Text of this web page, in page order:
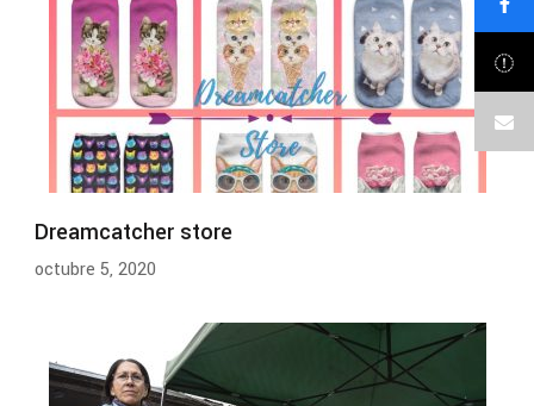
Dreamcatcher store
octubre 5, 2020